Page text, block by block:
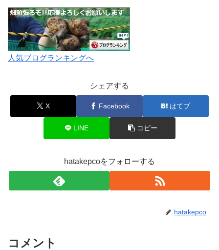
人気ブログランキングへ
シェアする
X Facebook はてブ
LINE コピー
hatakepcoをフォローする
hatakepco
コメント